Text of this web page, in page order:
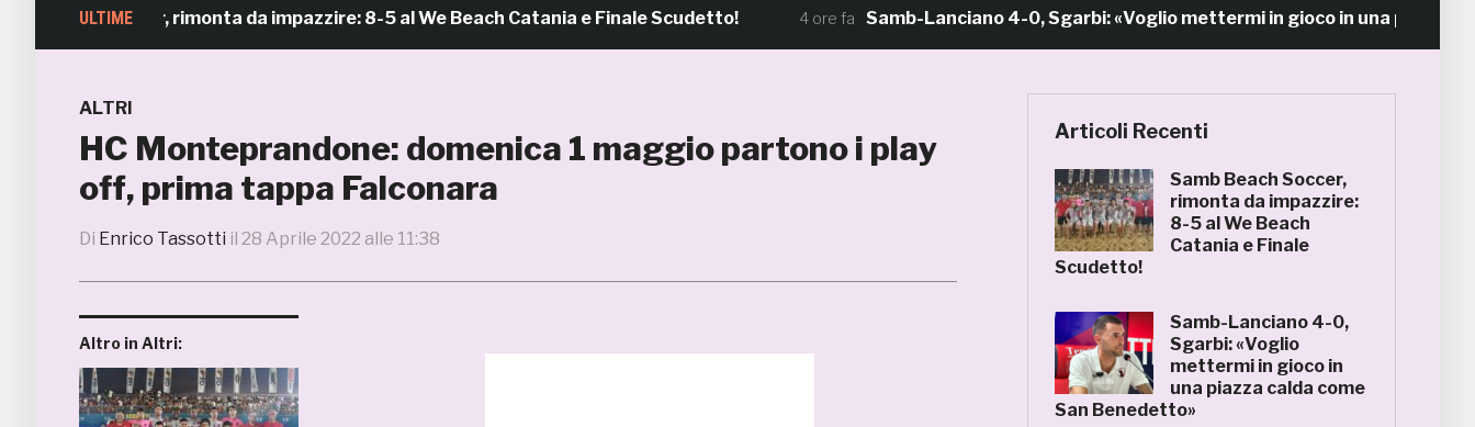
ULTIME
Soccer, rimonta da impazzire: 8-5 al We Beach Catania e Finale Scudetto! 4 ore fa Samb-Lanciano 4-0, Sgarbi: «Voglio mettermi in gioco in una piazza calda
ALTRI
HC Monteprandone: domenica 1 maggio partono i play
off, prima tappa Falconara
Di Enrico Tassotti il 28 Aprile 2022 alle 11:38
Altro in Altri:
Articoli Recenti
Samb Beach Soccer,
rimonta da impazzire:
8-5 al We Beach
Catania e Finale
Scudetto!
Samb-Lanciano 4-0,
Sgarbi: «Voglio
mettermi in gioco in
una piazza calda come
San Benedetto»